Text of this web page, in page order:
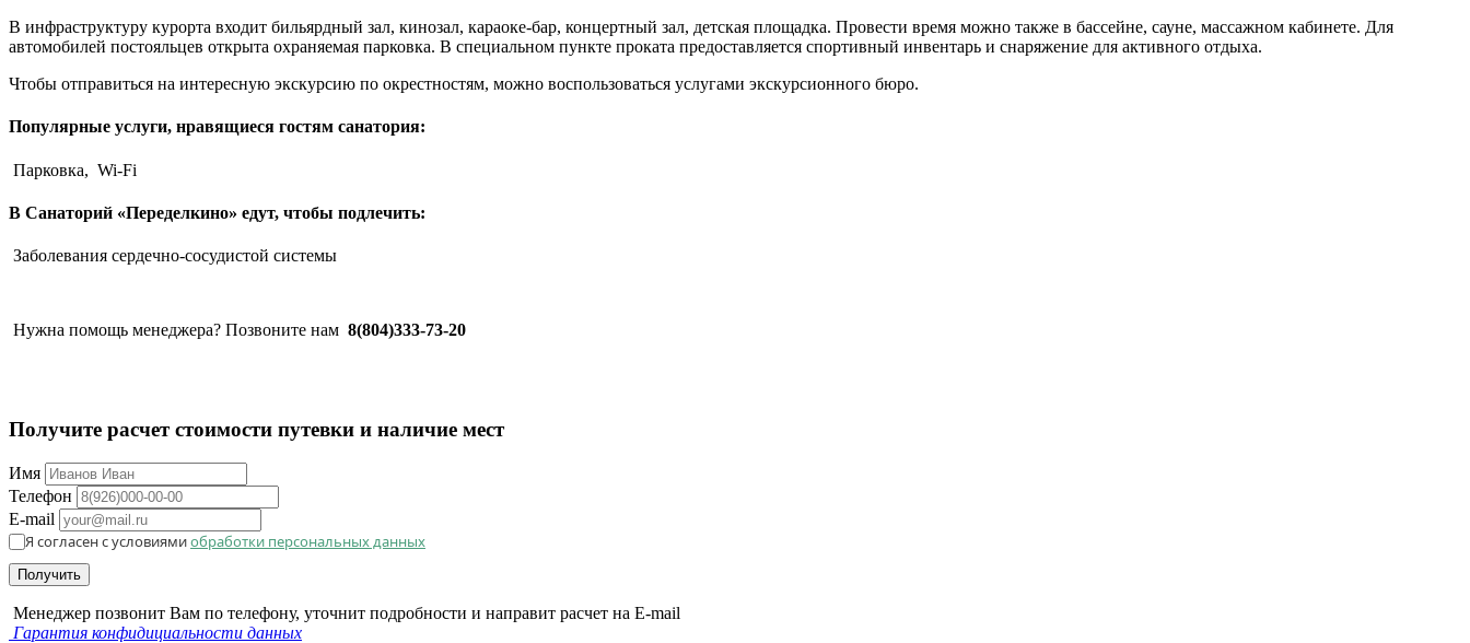
В инфраструктуру курорта входит бильярдный зал, кинозал, караоке-бар, концертный зал, детская площадка. Провести время можно также в бассейне, сауне, массажном кабинете. Для
автомобилей постояльцев открыта охраняемая парковка. В специальном пункте проката предоставляется спортивный инвентарь и снаряжение для активного отдыха.
Чтобы отправиться на интересную экскурсию по окрестностям, можно воспользоваться услугами экскурсионного бюро.
Популярные услуги, нравящиеся гостям санатория:
Парковка, Wi-Fi
В Санаторий «Переделкино» едут, чтобы подлечить:
Заболевания сердечно-сосудистой системы
Нужна помощь менеджера? Позвоните нам 8(804)333-73-20
Получите расчет стоимости путевки и наличие мест
Имя
Телефон
E-mail
Я согласен с условиямиобработки персональных данных
Получить
Менеджер позвонит Вам по телефону, уточнит подробности и направит расчет на E-mail
Гарантия конфидициальности данных